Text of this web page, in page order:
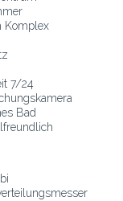
Komplex
7/24
Bad